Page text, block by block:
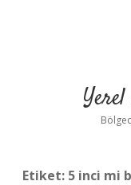
Etiket: 5 inci mi